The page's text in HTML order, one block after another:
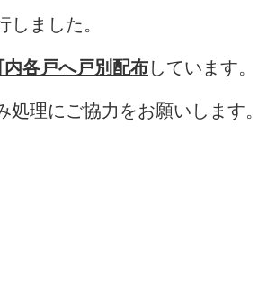
ました。
各戸へ戸別配布しています。
理にご協力をお願いします。